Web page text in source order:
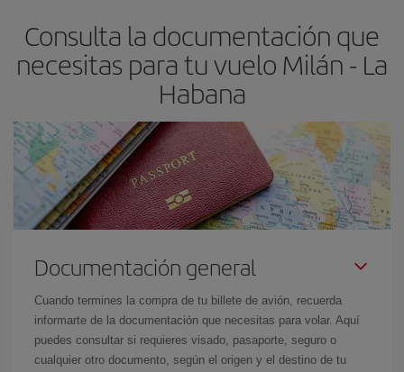
Consulta la documentación que
necesitas para tu vuelo Milán - La
Habana
Documentación general
Cuando termines la compra de tu billete de avión, recuerda
informarte de la documentación que necesitas para volar. Aquí
puedes consultar si requieres visado, pasaporte, seguro o
cualquier otro documento, según el origen y el destino de tu